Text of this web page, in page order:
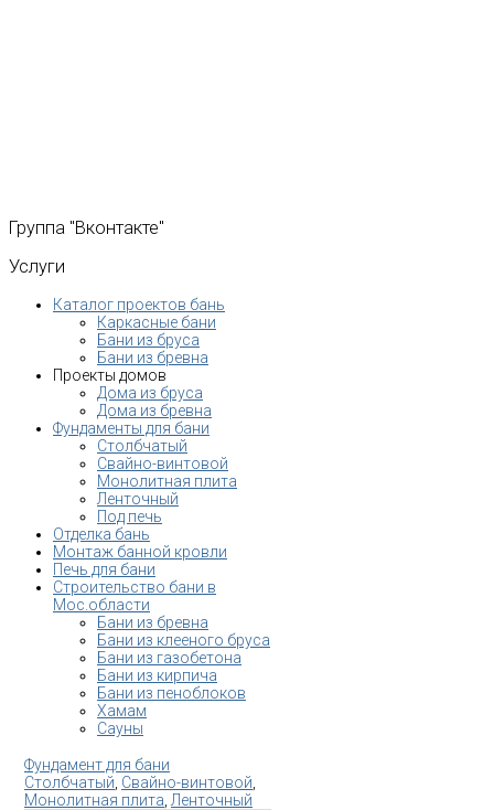
Группа "Вконтакте"
Услуги
Каталог проектов бань
Каркасные бани
Бани из бруса
Бани из бревна
Проекты домов
Дома из бруса
Дома из бревна
Фундаменты для бани
Столбчатый
Свайно-винтовой
Монолитная плита
Ленточный
Под печь
Отделка бань
Монтаж банной кровли
Печь для бани
Строительство бани в
Мос.области
Бани из бревна
Бани из клееного бруса
Бани из газобетона
Бани из кирпича
Бани из пеноблоков
Хамам
Сауны
Фундамент для бани
Столбчатый Свайно-винтовой
Монолитная плита Ленточный